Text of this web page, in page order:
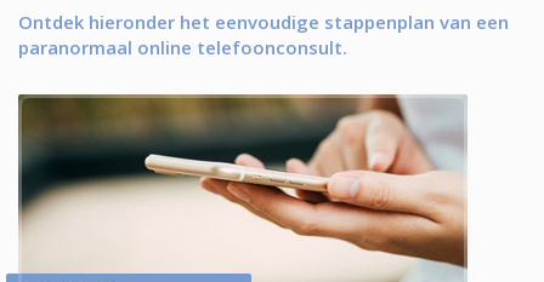
Ontdek hieronder het eenvoudige stappenplan van een
paranormaal online telefoonconsult.